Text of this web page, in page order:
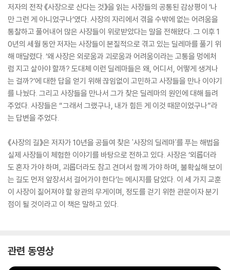
저자의 전작 《사장으로 산다는 것》을 읽는 사장들의 공통된 감상평이 ‘나
만 그런 게 아니었구나’였다. 사장의 자리에서 겪을 수밖에 없는 어려움을
통찰하고 풀어내어 많은 사장들이 위로받았다는 말을 전해왔다. 그 이후 1
0년의 세월 동안 저자는 사장들이 본질적으로 겪고 있는 딜레마를 풀기 위
해 매달렸다. ‘왜 사장은 외로움과 괴로움과 어려움이라는 고통을 멍에처
럼 지고 살아야 할까? 도대체 이런 딜레마들은 왜, 어디서, 어떻게 생겨나
는 걸까?’에 대한 답을 얻기 위해 끊임없이 고민하고 사장들을 만나 이야기
를 나눴다. 그리고 사장들을 만나서 그가 찾은 딜레마의 원인에 대해 들려
주었다. 사장들은 “그래서 그랬구나, 내가 힘든 게 이것 때문이었구나”라
는 답변을 주었다.
《사장의 길》은 저자가 10년을 공들여 찾은 '사장의 딜레마'를 푸는 해법을
실제 사장들이 체험한 이야기를 바탕으로 전하고 있다. 사장은 ‘외롭더라
도 혼자 가야 하며, 괴롭더라도 참고 견뎌서 함께 가야 하며, 불확실해 보이
는 길도 먼저 앞장서서 걸어가야 한다’는 메시지를 담았다. 이 세 가지 교훈
이 사장이 짊어져야 할 왕관의 무게이며, 정도를 걷기 위한 관문이자 분기
점이 될 것이라고 이 책은 말하고 있다.
관련 동영상